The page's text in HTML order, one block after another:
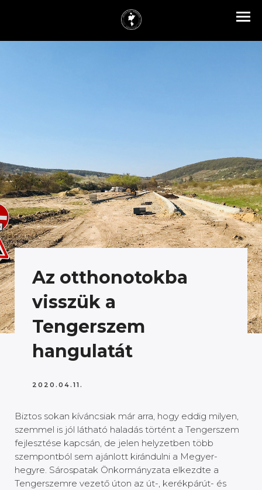
Az otthonotokba
visszük a
Tengerszem
hangulatát
2020.04.11.
Biztos sokan kíváncsiak már arra, hogy eddig milyen,
szemmel is jól látható haladás történt a Tengerszem
fejlesztése kapcsán, de jelen helyzetben több
szempontból sem ajánlott kirándulni a Megyer-
hegyre. Sárospatak Önkormányzata elkezdte a
Tengerszemre vezető úton az út-, kerékpárút- és